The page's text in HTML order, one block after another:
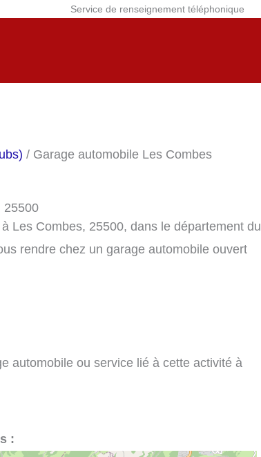
Service de renseignement téléphonique
/ Garage automobile Les Combes
25500
Les Combes, 25500, dans le département du
rendre chez un garage automobile ouvert
automobile ou service lié à cette activité à
: